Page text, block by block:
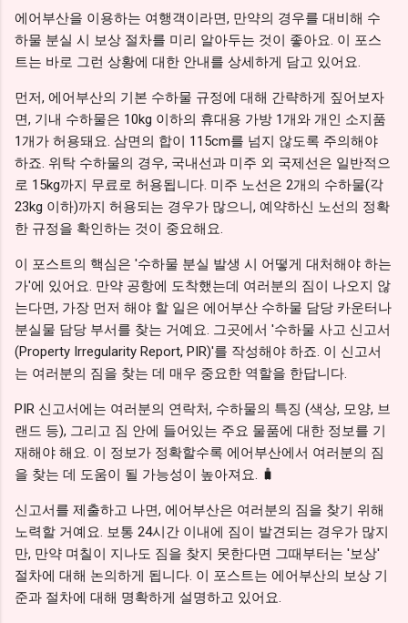
에어부산을 이용하는 여행객이라면, 만약의 경우를 대비해 수
하물 분실 시 보상 절차를 미리 알아두는 것이 좋아요. 이 포스
트는 바로 그런 상황에 대한 안내를 상세하게 담고 있어요.
먼저, 에어부산의 기본 수하물 규정에 대해 간략하게 짚어보자
면, 기내 수하물은 10kg 이하의 휴대용 가방 1개와 개인 소지품
1개가 허용돼요. 삼면의 합이 115cm를 넘지 않도록 주의해야
하죠. 위탁 수하물의 경우, 국내선과 미주 외 국제선은 일반적으
로 15kg까지 무료로 허용됩니다. 미주 노선은 2개의 수하물(각
23kg 이하)까지 허용되는 경우가 많으니, 예약하신 노선의 정확
한 규정을 확인하는 것이 중요해요.
이 포스트의 핵심은 '수하물 분실 발생 시 어떻게 대처해야 하는
가'에 있어요. 만약 공항에 도착했는데 여러분의 짐이 나오지 않
는다면, 가장 먼저 해야 할 일은 에어부산 수하물 담당 카운터나
분실물 담당 부서를 찾는 거예요. 그곳에서 '수하물 사고 신고서
(Property Irregularity Report, PIR)'를 작성해야 하죠. 이 신고서
는 여러분의 짐을 찾는 데 매우 중요한 역할을 한답니다.
PIR 신고서에는 여러분의 연락처, 수하물의 특징 (색상, 모양, 브
랜드 등), 그리고 짐 안에 들어있는 주요 물품에 대한 정보를 기
재해야 해요. 이 정보가 정확할수록 에어부산에서 여러분의 짐
을 찾는 데 도움이 될 가능성이 높아져요. 🧳
신고서를 제출하고 나면, 에어부산은 여러분의 짐을 찾기 위해
노력할 거예요. 보통 24시간 이내에 짐이 발견되는 경우가 많지
만, 만약 며칠이 지나도 짐을 찾지 못한다면 그때부터는 '보상'
절차에 대해 논의하게 됩니다. 이 포스트는 에어부산의 보상 기
준과 절차에 대해 명확하게 설명하고 있어요.